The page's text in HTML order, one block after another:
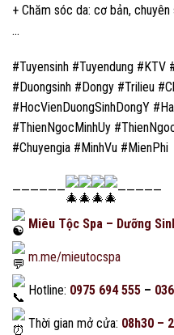
+ Chăm sóc da: cơ bản,
…
#Tuyensinh #Tuyendung #KTV
#Duongsinh #Dongy #Trilieu
#HocVienDuongSinhDongY
#ThienNgocMinhUy
#Chuyengia #MinhVu #MienPhi
—————— —————
Miêu Tộc Spa – Dưỡng
m.me/mieutocspa
Hotline: 0975 694 555 –
Thời gian mở cửa: 08h30 –